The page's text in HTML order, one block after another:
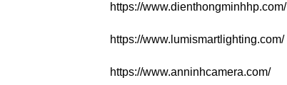
https://www.dienthongminhhp.com/
https://www.lumismartlighting.com/
https://www.anninhcamera.com/